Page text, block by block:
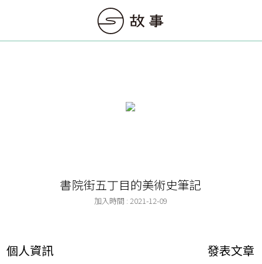
書院街五丁目的美術史筆記
加入時間 : 2021-12-09
個人資訊 發表文章